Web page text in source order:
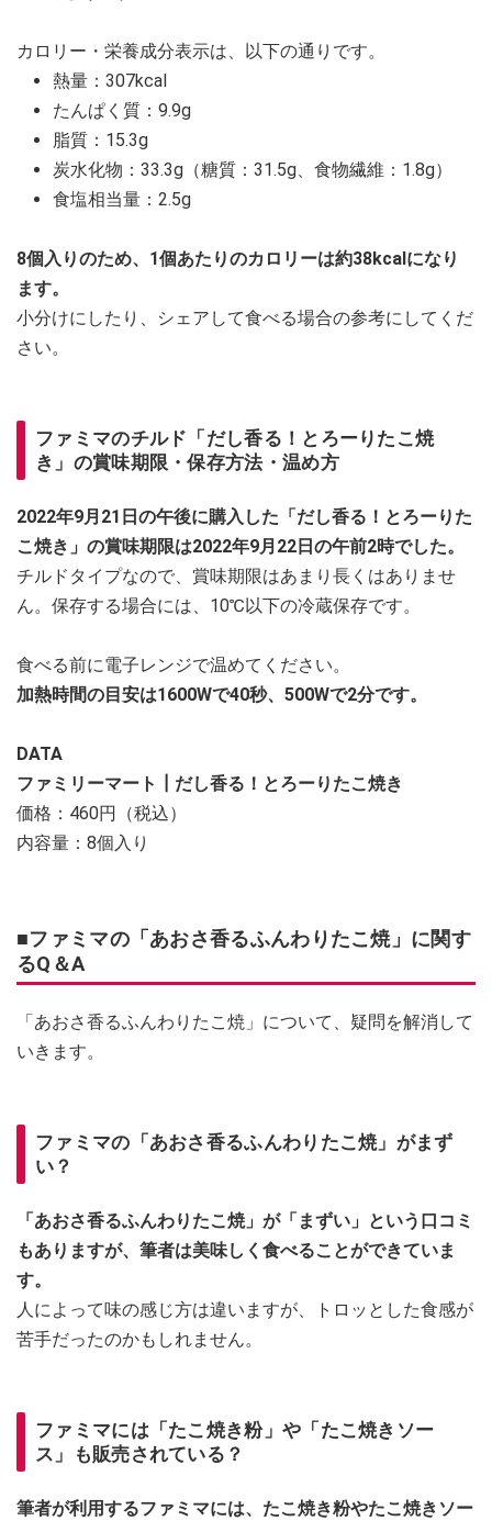
カロリー・栄養成分表示は、以下の通りです。
熱量：307kcal
たんぱく質：9.9g
脂質：15.3g
炭水化物：33.3g（糖質：31.5g、食物繊維：1.8g）
食塩相当量：2.5g
8個入りのため、1個あたりのカロリーは約38kcalになり
ます。
小分けにしたり、シェアして食べる場合の参考にしてくだ
さい。
ファミマのチルド「だし香る！とろーりたこ焼
き」の賞味期限・保存方法・温め方
2022年9月21日の午後に購入した「だし香る！とろーりた
こ焼き」の賞味期限は2022年9月22日の午前2時でした。
チルドタイプなので、賞味期限はあまり長くはありませ
ん。保存する場合には、10℃以下の冷蔵保存です。
食べる前に電子レンジで温めてください。
加熱時間の目安は1600Wで40秒、500Wで2分です。
DATA
ファミリーマート┃だし香る！とろーりたこ焼き
価格：460円（税込）
内容量：8個入り
■ファミマの「あおさ香るふんわりたこ焼」に関す
るQ＆A
「あおさ香るふんわりたこ焼」について、疑問を解消して
いきます。
ファミマの「あおさ香るふんわりたこ焼」がまず
い？
「あおさ香るふんわりたこ焼」が「まずい」という口コミ
もありますが、筆者は美味しく食べることができていま
す。
人によって味の感じ方は違いますが、トロッとした食感が
苦手だったのかもしれません。
ファミマには「たこ焼き粉」や「たこ焼きソー
ス」も販売されている？
筆者が利用するファミマには、たこ焼き粉やたこ焼きソー